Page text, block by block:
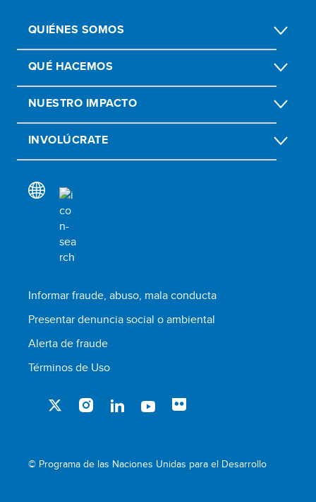
QUIÉNES SOMOS
QUÉ HACEMOS
NUESTRO IMPACTO
INVOLÚCRATE
Informar fraude, abuso, mala conducta
Presentar denuncia social o ambiental
Alerta de fraude
Términos de Uso
© Programa de las Naciones Unidas para el Desarrollo